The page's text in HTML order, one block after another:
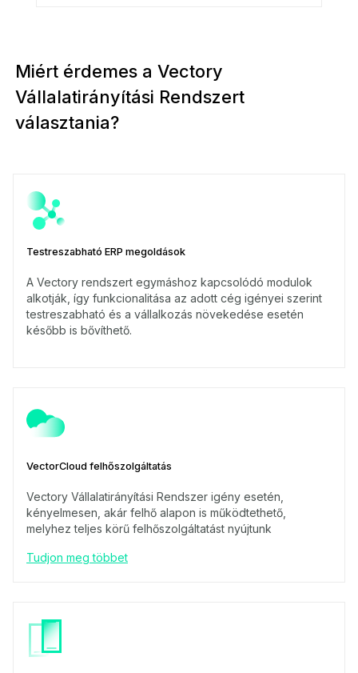
Miért érdemes a Vectory
Vállalatirányítási Rendszert
választania?
Testreszabható ERP megoldások
A Vectory rendszert egymáshoz kapcsolódó modulok
alkotják, így funkcionalitása az adott cég igényei szerint
testreszabható és a vállalkozás növekedése esetén
később is bővíthető.
VectorCloud felhőszolgáltatás
Vectory Vállalatirányítási Rendszer igény esetén,
kényelmesen, akár felhő alapon is működtethető,
melyhez teljes körű felhőszolgáltatást nyújtunk
Tudjon meg többet